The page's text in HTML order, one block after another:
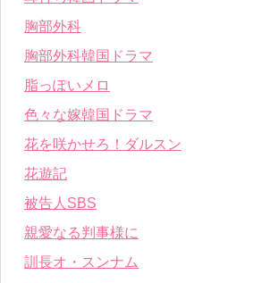
胸部外科
胸部外科韓国ドラマ
脂っぽいメロ
色々な嫁韓国ドラマ
花を咲かせろ！ダルスン
花遊記
被告人SBS
親愛なる判事様に
訓長オ・スンナム